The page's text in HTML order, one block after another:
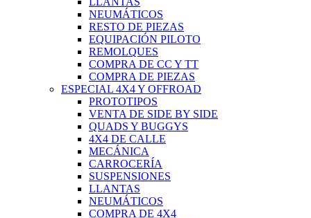
NEUMÁTICOS
RESTO DE PIEZAS
EQUIPACIÓN PILOTO
REMOLQUES
COMPRA DE CC Y TT
COMPRA DE PIEZAS
ESPECIAL 4X4 Y OFFROAD
PROTOTIPOS
VENTA DE SIDE BY SIDE
QUADS Y BUGGYS
4X4 DE CALLE
MECÁNICA
CARROCERÍA
SUSPENSIONES
LLANTAS
NEUMÁTICOS
COMPRA DE 4X4